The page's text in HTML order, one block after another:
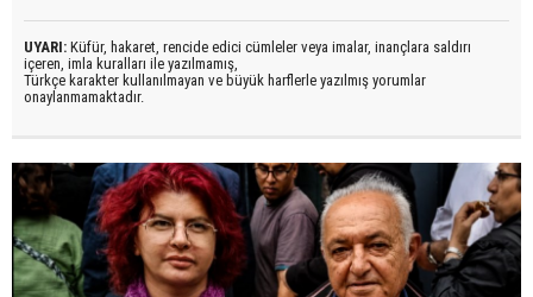
UYARI: Küfür, hakaret, rencide edici cümleler veya imalar, inançlara saldırı
içeren, imla kuralları ile yazılmamış,
Türkçe karakter kullanılmayan ve büyük harflerle yazılmış yorumlar
onaylanmamaktadır.